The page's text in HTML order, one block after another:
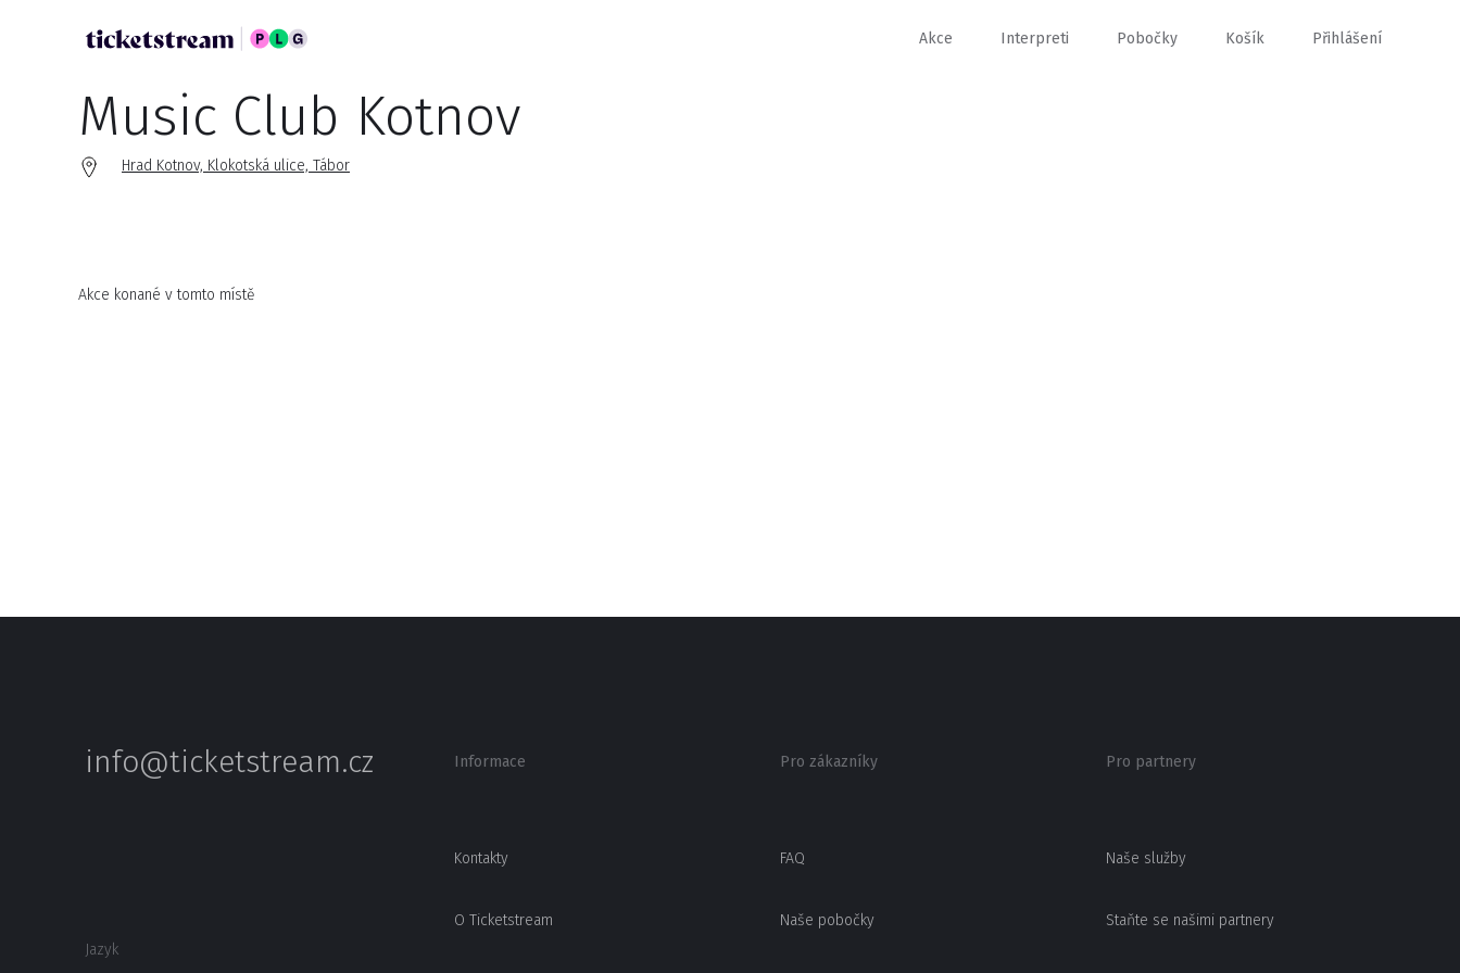
Akce Interpreti Pobočky Košík Přihlášení
Music Club Kotnov
Hrad Kotnov, Klokotská ulice, Tábor
Akce konané v tomto místě
info@ticketstream.cz
Jazyk
Informace
Kontakty
O Ticketstream
Pro zákazníky
FAQ
Naše pobočky
Pro partnery
Naše služby
Staňte se našimi partnery